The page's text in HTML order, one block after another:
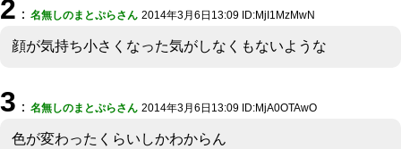
2 ： 名無しのまとぷらさん 2014年3月6日13:09 ID:MjI1MzMwN
顔が気持ち小さくなった気がしなくもないような
3 ： 名無しのまとぷらさん 2014年3月6日13:09 ID:MjA0OTAwO
色が変わったくらいしかわからん